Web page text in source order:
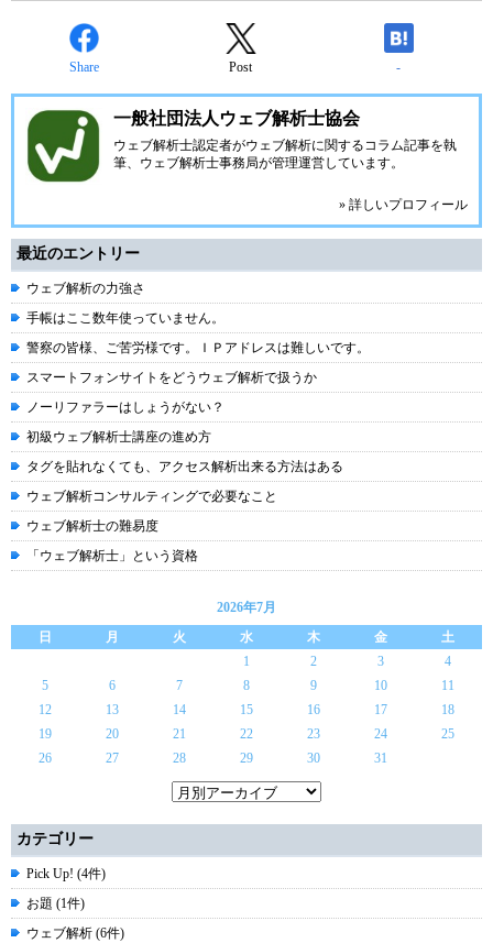
Share Post -
一般社団法人ウェブ解析士協会
ウェブ解析士認定者がウェブ解析に関するコラム記事を執
筆、ウェブ解析士事務局が管理運営しています。
» 詳しいプロフィール
最近のエントリー
ウェブ解析の力強さ
手帳はここ数年使っていません。
警察の皆様、ご苦労様です。ＩＰアドレスは難しいです。
スマートフォンサイトをどうウェブ解析で扱うか
ノーリファラーはしょうがない？
初級ウェブ解析士講座の進め方
タグを貼れなくても、アクセス解析出来る方法はある
ウェブ解析コンサルティングで必要なこと
ウェブ解析士の難易度
「ウェブ解析士」という資格
2026年7月
日
月 火 水 木 金
土
1
2 3
4
5
6 7 8 9 10
11
12
13 14 15 16 17
18
19
20 21 22 23 24
25
26
27 28 29 30 31
カテゴリー
Pick Up! (4件)
お題 (1件)
ウェブ解析 (6件)